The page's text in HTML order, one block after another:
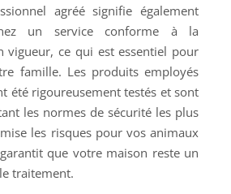
agréé signifie également
un service conforme à la
vigueur, ce qui est essentiel pour
famille. Les produits employés
été rigoureusement testés et sont
les normes de sécurité les plus
les risques pour vos animaux
que votre maison reste un
traitement.